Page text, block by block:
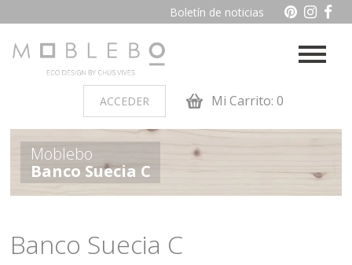
Boletín de noticias
ACCEDER Mi Carrito: 0
PRODUCTOS POR AMBIENTES
Auxiliares Baño
Moblebo
Banco Suecia C
Banco Suecia C